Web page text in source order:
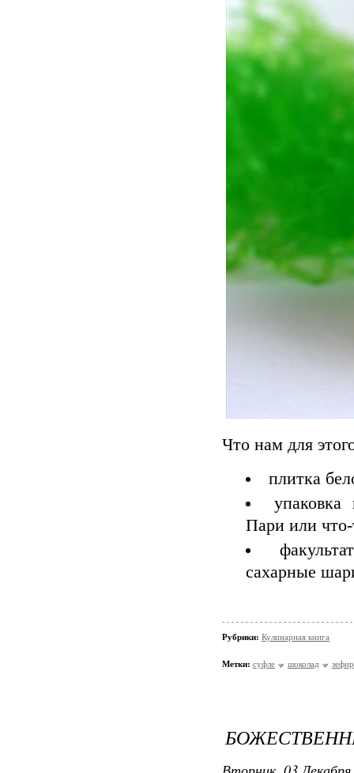
Что нам для
плитка
Пари или
сахарные
Рубрики: Кулинарная книга
Метки: суфле шоколад зефир